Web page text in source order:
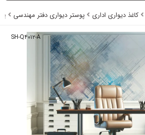
کاغذ دیواری اداری پوستر دیواری دفتر مهندسی
SH-Q۴۰۱۲-A